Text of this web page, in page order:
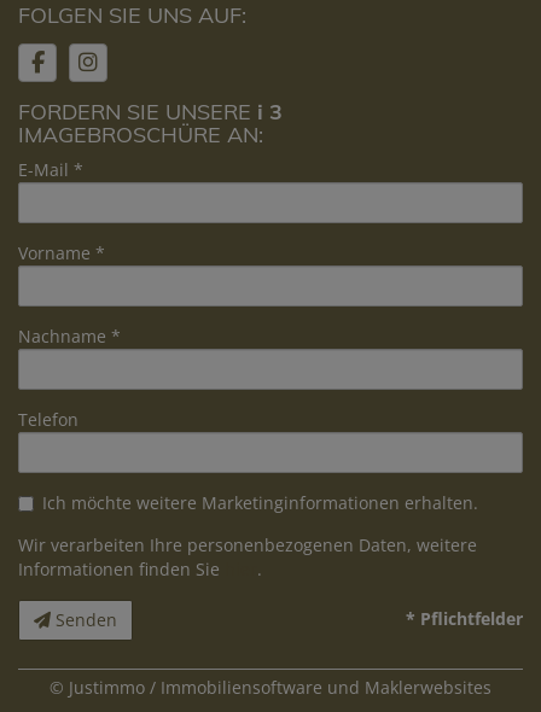
FOLGEN SIE UNS AUF:
FORDERN SIE UNSERE i 3
IMAGEBROSCHÜRE AN:
E-Mail
Vorname
Nachname
Telefon
Ich möchte weitere Marketinginformationen erhalten.
Wir verarbeiten Ihre personenbezogenen Daten, weitere
Informationen finden Sie
.
Senden * Pflichtfelder
© Justimmo / Immobiliensoftware und Maklerwebsites